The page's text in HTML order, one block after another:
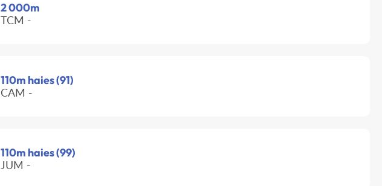
2 000m
TCM -
110m haies (91)
CAM -
110m haies (99)
JUM -